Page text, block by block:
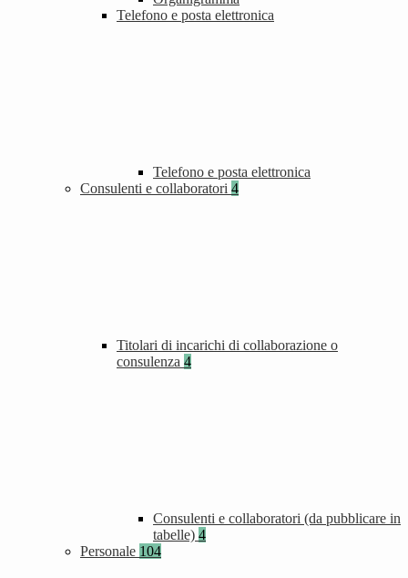
Telefono e posta elettronica
Telefono e posta elettronica
Consulenti e collaboratori 4
Titolari di incarichi di collaborazione o
consulenza 4
Consulenti e collaboratori (da pubblicare in
tabelle) 4
Personale 104